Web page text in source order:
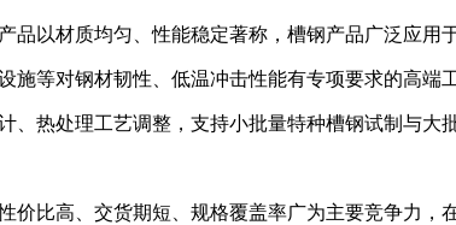
材质均匀、性能稳定著称，槽钢产品广泛应用于
等对钢材韧性、低温冲击性能有专项要求的高端工
处理工艺调整，支持小批量特种槽钢试制与大
高、交货期短、规格覆盖率广为主要竞争力，